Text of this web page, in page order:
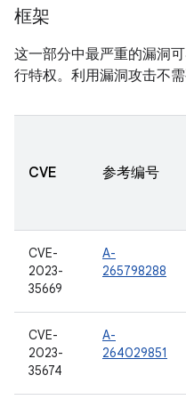
框架
这一部分中最严重的漏洞
行特权。利用漏洞攻击不需
CVE 参考编号
CVE-
2023-
35669
A-
265798288
CVE-
2023-
35674
A-
264029851